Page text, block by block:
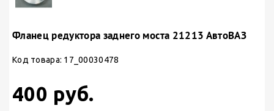
Фланец редуктора заднего моста 21213 АвтоВАЗ
Код товара: 17_00030478
400 руб.